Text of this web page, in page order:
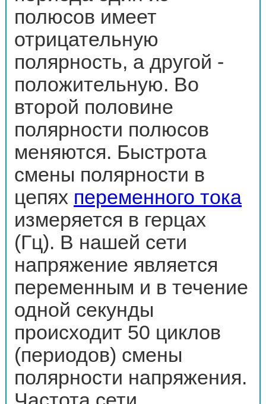
полюсов имеет
отрицательную
полярность, а другой -
положительную. Во
второй половине
полярности полюсов
меняются. Быстрота
смены полярности в
цепях переменного тока
измеряется в герцах
(Гц). В нашей сети
напряжение является
переменным и в течение
одной секунды
происходит 50 циклов
(периодов) смены
полярности напряжения.